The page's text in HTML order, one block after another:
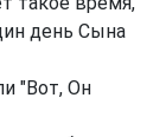
день Сына
"Вот, Он